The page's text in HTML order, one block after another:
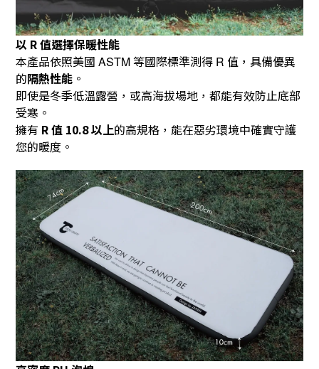
以 R 值選擇保暖性能
本產品依照美國 ASTM等國際標準測得 R 值，具備優異
的隔熱性能 。
即使是冬季低溫露營，或高海拔場地，都能有效防止底部
受寒。
擁有 R值 10.8以上的高規格，能在惡劣環境中確實守護
您的暖度。